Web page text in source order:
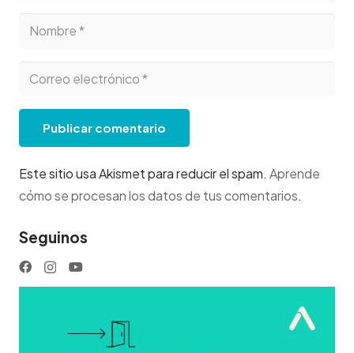
Publicar comentario
Este sitio usa Akismet para reducir el spam. Aprende
cómo se procesan los datos de tus comentarios.
Seguinos